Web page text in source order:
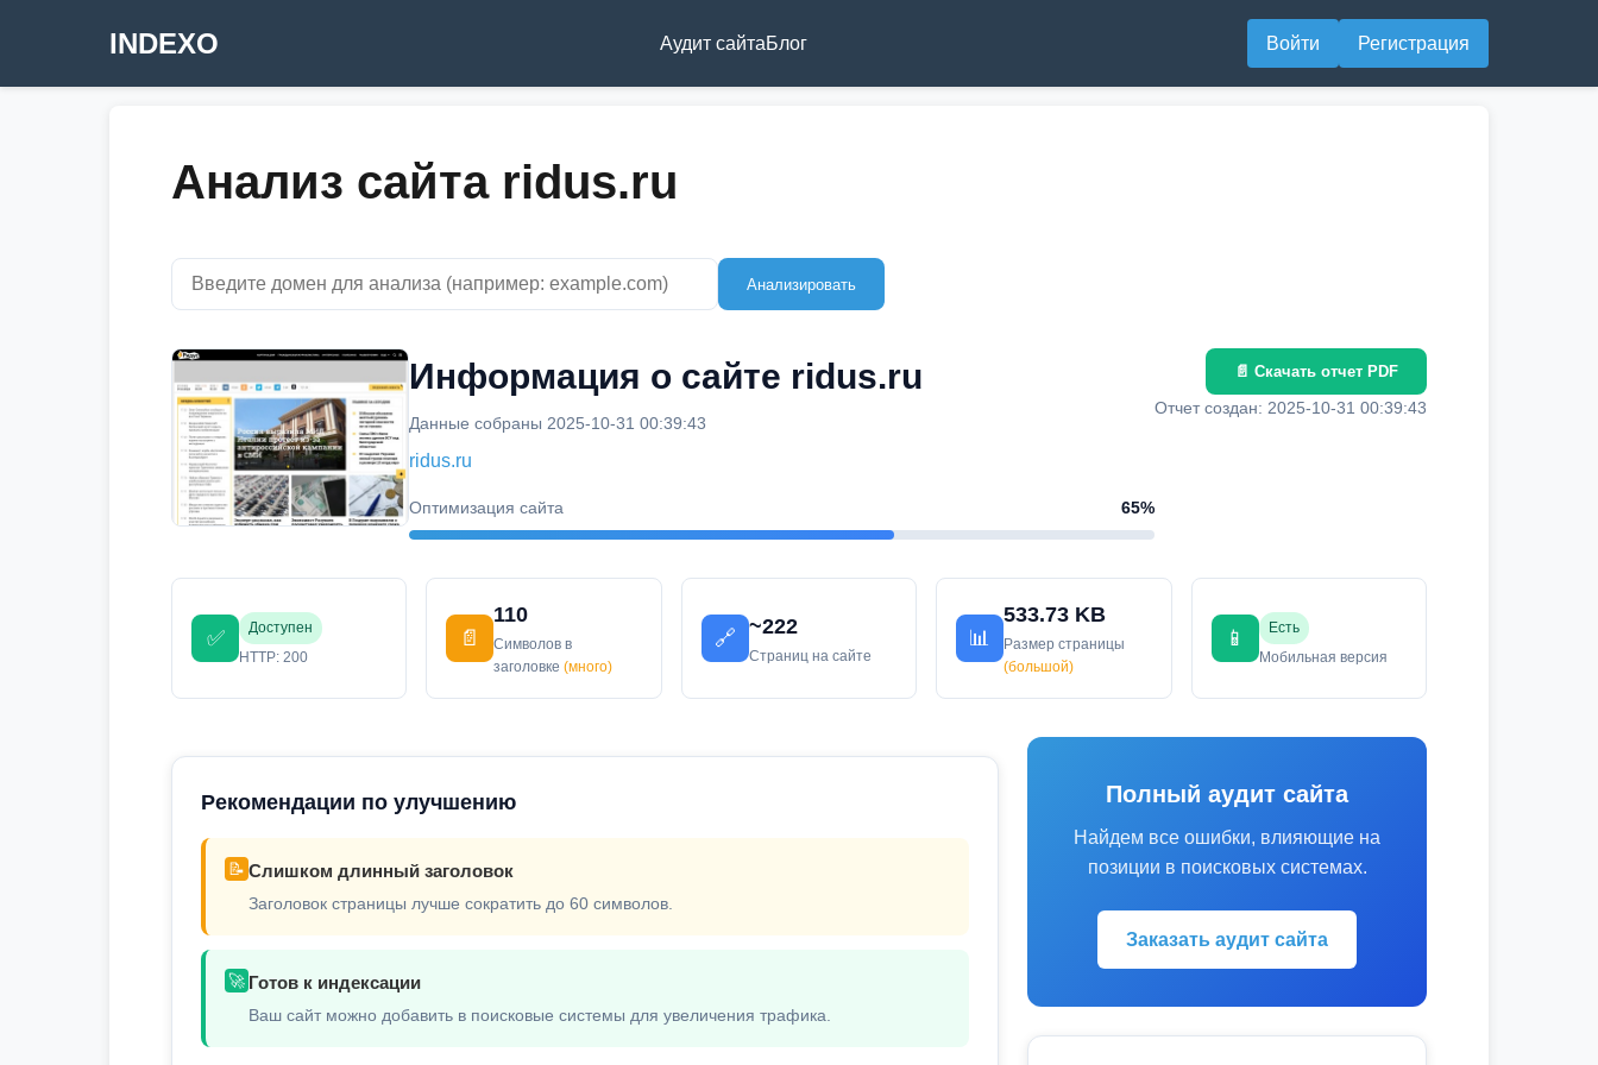
INDEXO Аудит сайтаБлог Войти Регистрация
Анализ сайта ridus.ru
Анализировать
Информация о сайте ridus.ru
Данные собраны 2025-10-31 00:39:43
ridus.ru
Оптимизация сайта 65%
📄 Скачать отчет PDF
Отчет создан: 2025-10-31 00:39:43
✅
Доступен
HTTP: 200
📄
110
Символов в
заголовке(много)
🔗
~222
Страниц на сайте
📊
533.73 KB
Размер страницы
(большой)
📱
Есть
Мобильная версия
Рекомендации по улучшению
📝 Слишком длинный заголовок
Заголовок страницы лучше сократить до 60 символов.
🚀 Готов к индексации
Ваш сайт можно добавить в поисковые системы для увеличения трафика.
Полный аудит сайта
Найдем все ошибки, влияющие на
позиции в поисковых системах.
Заказать аудит сайта